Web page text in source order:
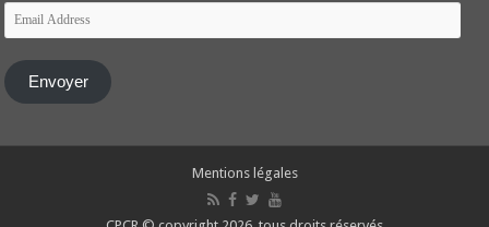
Email
Address
Envoyer
Mentions légales